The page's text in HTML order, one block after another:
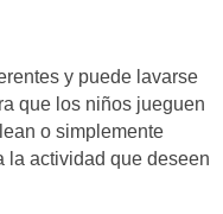
y puede lavarse
que los niños jueguen
o simplemente
la actividad que deseen